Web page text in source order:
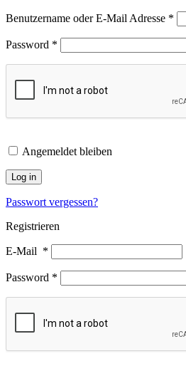
Benutzername oder E-Mail Adresse *
Password *
Angemeldet bleiben
Log in
Passwort vergessen?
Registrieren
E-Mail *
Password *